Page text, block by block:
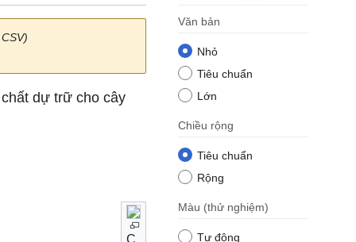
Văn bản
Nhỏ
Tiêu chuẩn
Lớn
Chiều rộng
Tiêu chuẩn
Rộng
Màu (thử nghiệm)
Tự động
dự trữ cho cây
C